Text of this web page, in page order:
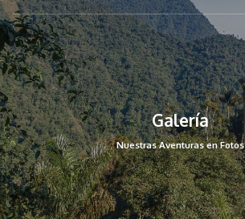
Galería
Nuestras Aventuras en Fotos